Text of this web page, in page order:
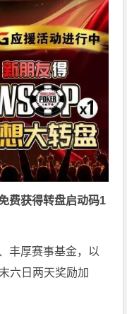
费获得转盘启动码1
丰厚赛事基金，以
六日两天奖励加